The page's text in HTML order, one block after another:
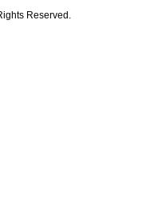
Reserved.